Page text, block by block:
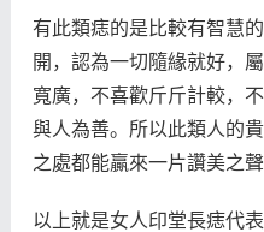
有此類痣的是比較有智慧
開，認為一切隨緣就好，
寬廣，不喜歡斤斤計較，
與人為善。所以此類人的
之處都能贏來一片讚美之聲
以上就是女人印堂長痣代